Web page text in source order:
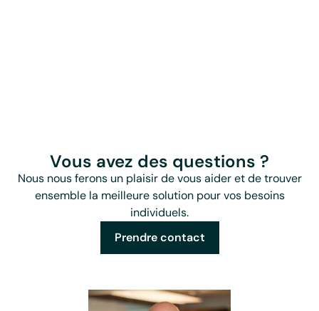
Vous avez des questions ?
Nous nous ferons un plaisir de vous aider et de trouver
ensemble la meilleure solution pour vos besoins
individuels.
Prendre contact